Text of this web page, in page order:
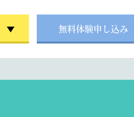
無料体験申し込み